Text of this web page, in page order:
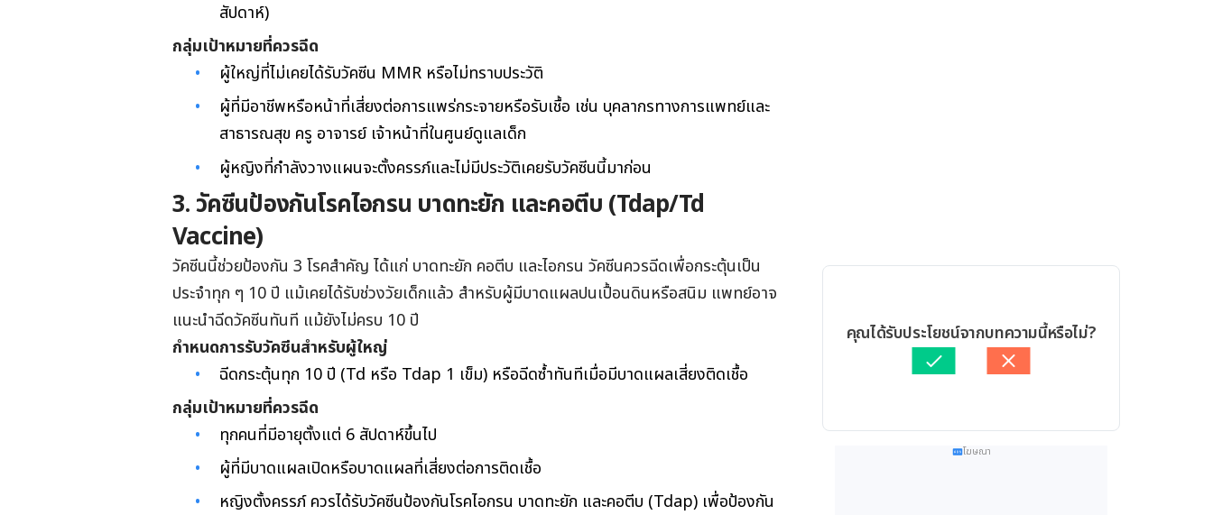
สัปดาห์)
กลุ่มเป้าหมายที่ควรฉีด
ผู้ใหญ่ที่ไม่เคยได้รับวัคซีน MMR หรือไม่ทราบประวัติ
ผู้ที่มีอาชีพหรือหน้าที่เสี่ยงต่อการแพร่กระจายหรือรับเชื้อ เช่น บุคลากรทางการแพทย์และ
สาธารณสุข ครู อาจารย์ เจ้าหน้าที่ในศูนย์ดูแลเด็ก
ผู้หญิงที่กำลังวางแผนจะตั้งครรภ์และไม่มีประวัติเคยรับวัคซีนนี้มาก่อน
3. วัคซีนป้องกันโรคไอกรน บาดทะยัก และคอตีบ (Tdap/Td
Vaccine)
วัคซีนนี้ช่วยป้องกัน 3 โรคสำคัญ ได้แก่ บาดทะยัก คอตีบ และไอกรน วัคซีนควรฉีดเพื่อกระตุ้นเป็น
ประจำทุก ๆ 10 ปี แม้เคยได้รับช่วงวัยเด็กแล้ว สำหรับผู้มีบาดแผลปนเปื้อนดินหรือสนิม แพทย์อาจ
แนะนำฉีดวัคซีนทันที แม้ยังไม่ครบ 10 ปี
กำหนดการรับวัคซีนสำหรับผู้ใหญ่
ฉีดกระตุ้นทุก 10 ปี (Td หรือ Tdap 1 เข็ม) หรือฉีดซ้ำทันทีเมื่อมีบาดแผลเสี่ยงติดเชื้อ
กลุ่มเป้าหมายที่ควรฉีด
ทุกคนที่มีอายุตั้งแต่ 6 สัปดาห์ขึ้นไป
ผู้ที่มีบาดแผลเปิดหรือบาดแผลที่เสี่ยงต่อการติดเชื้อ
หญิงตั้งครรภ์ ควรได้รับวัคซีนป้องกันโรคไอกรน บาดทะยัก และคอตีบ (Tdap) เพื่อป้องกัน
คุณได้รับประโยชน์จากบทความนี้หรือไม่?
โฆษณา